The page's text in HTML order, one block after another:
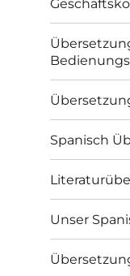
Spanisch
Unser